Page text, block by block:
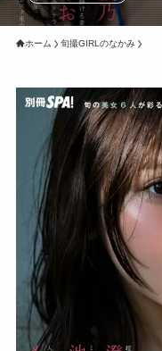
ホーム 旬撮GIRLのなかみ